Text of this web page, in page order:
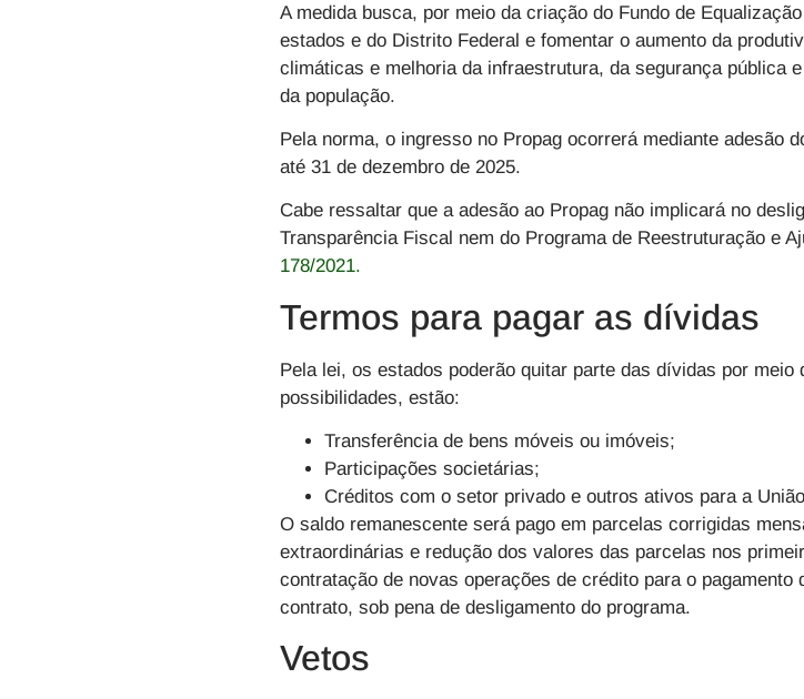
A medida busca, por meio da criação do Fundo de
estados e do Distrito Federal e fomentar o aumento da
climáticas e melhoria da infraestrutura, da segurança pública
da população.
Pela norma, o ingresso no Propag ocorrerá mediante adesão
até 31 de dezembro de 2025.
Cabe ressaltar que a adesão ao Propag não implicará no
Transparência Fiscal nem do Programa de Reestruturação e
178/2021.
Termos para pagar as dívidas
Pela lei, os estados poderão quitar parte das dívidas por
possibilidades, estão:
Transferência de bens móveis ou imóveis;
Participações societárias;
Créditos com o setor privado e outros ativos para a
O saldo remanescente será pago em parcelas corrigidas
extraordinárias e redução dos valores das parcelas nos
contratação de novas operações de crédito para o
contrato, sob pena de desligamento do programa.
Vetos